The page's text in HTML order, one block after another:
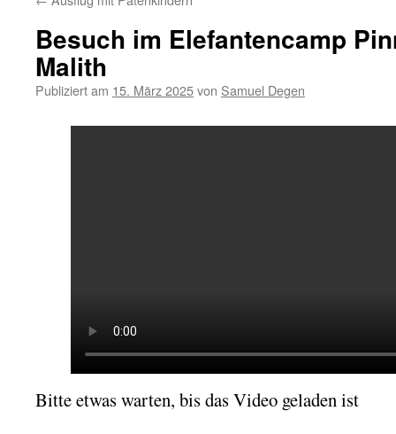
Besuch im Elefantencamp
Malith
Publiziert am 15. März 2025von Samuel Degen
Bitte etwas warten, bis das Video geladen ist